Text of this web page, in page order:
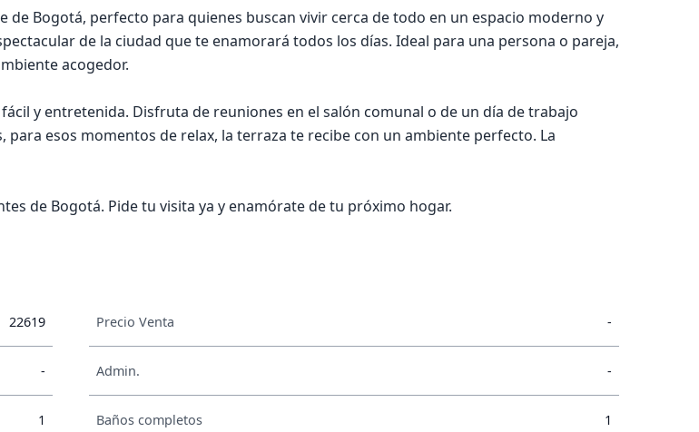
Bogotá, perfecto para quienes buscan vivir cerca de todo en un espacio moderno y
de la ciudad que te enamorará todos los días. Ideal para una persona o pareja,
acogedor.
y entretenida. Disfruta de reuniones en el salón comunal o de un día de trabajo
esos momentos de relax, la terraza te recibe con un ambiente perfecto. La
de Bogotá. Pide tu visita ya y enamórate de tu próximo hogar.
22619 Precio Venta -
- Admin. -
1 Baños completos 1